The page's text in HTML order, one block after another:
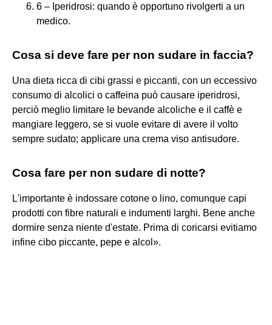
6 – Iperidrosi: quando è opportuno rivolgerti a un
medico.
Cosa si deve fare per non sudare in faccia?
Una dieta ricca di cibi grassi e piccanti, con un eccessivo
consumo di alcolici o caffeina può causare iperidrosi,
perciò meglio limitare le bevande alcoliche e il caffè e
mangiare leggero, se si vuole evitare di avere il volto
sempre sudato; applicare una crema viso antisudore.
Cosa fare per non sudare di notte?
L'importante è indossare cotone o lino, comunque capi
prodotti con fibre naturali e indumenti larghi. Bene anche
dormire senza niente d'estate. Prima di coricarsi evitiamo
infine cibo piccante, pepe e alcol».